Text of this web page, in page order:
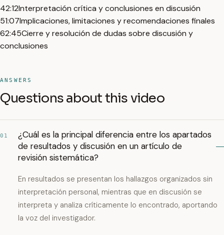
42:12Interpretación crítica y conclusiones en discusión
51:07Implicaciones, limitaciones y recomendaciones finales
62:45Cierre y resolución de dudas sobre discusión y
conclusiones
ANSWERS
Questions about this video
01
¿Cuál es la principal diferencia entre los apartados
de resultados y discusión en un artículo de
revisión sistemática?
En resultados se presentan los hallazgos organizados sin
interpretación personal, mientras que en discusión se
interpreta y analiza críticamente lo encontrado, aportando
la voz del investigador.